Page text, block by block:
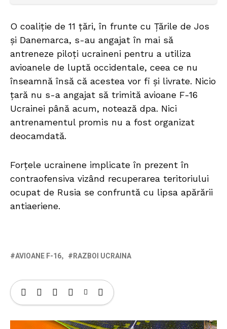
O coaliţie de 11 ţări, în frunte cu Ţările de Jos
şi Danemarca, s-au angajat în mai să
antreneze piloţi ucraineni pentru a utiliza
avioanele de luptă occidentale, ceea ce nu
înseamnă însă că acestea vor fi şi livrate. Nicio
ţară nu s-a angajat să trimită avioane F-16
Ucrainei până acum, notează dpa. Nici
antrenamentul promis nu a fost organizat
deocamdată.
Forţele ucrainene implicate în prezent în
contraofensiva vizând recuperarea teritoriului
ocupat de Rusia se confruntă cu lipsa apărării
antiaeriene.
AVIOANE F-16 RAZBOI UCRAINA